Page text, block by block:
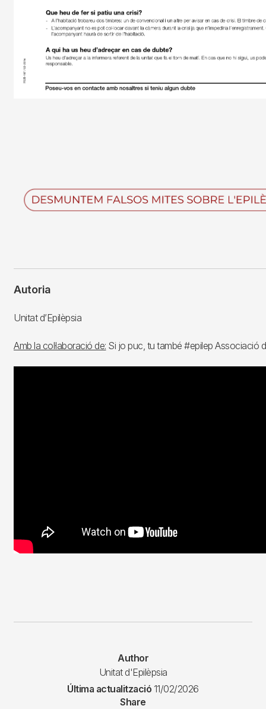
Imagen
Autoria
Unitat d’Epilèpsia
Amb la col·laboració de: Si jo puc, tu també #epilep Associació
Author
Unitat d'Epilèpsia
Última actualització 11/02/2026
Share